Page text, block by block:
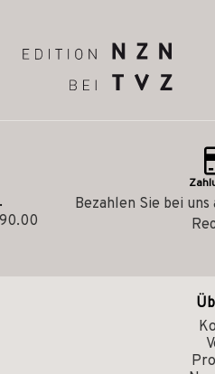
.
Bezahlen Sie bei